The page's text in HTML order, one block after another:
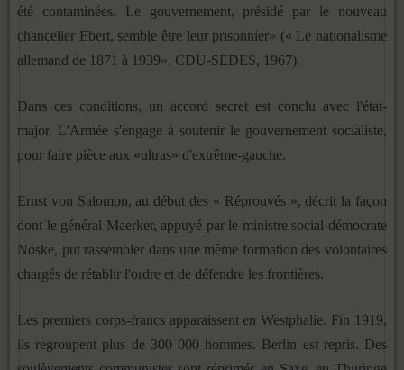
été contaminées. Le gouvernement, présidé par le nouveau
chancelier Ebert, semble être leur prisonnier» (« Le nationalisme
allemand de 1871 à 1939». CDU-SEDES, 1967).
Dans ces conditions, un accord secret est conclu avec l'état-
major. L'Armée s'engage à soutenir le gouvernement socialiste,
pour faire pièce aux «ultras» d'extrême-gauche.
Ernst von Salomon, au début des « Réprouvés », décrit la façon
dont le général Maerker, appuyé par le ministre social-démocrate
Noske, put rassembler dans une même formation des volontaires
chargés de rétablir l'ordre et de défendre les frontières.
Les premiers corps-francs apparaissent en Westphalie. Fin 1919,
ils regroupent plus de 300 000 hommes. Berlin est repris. Des